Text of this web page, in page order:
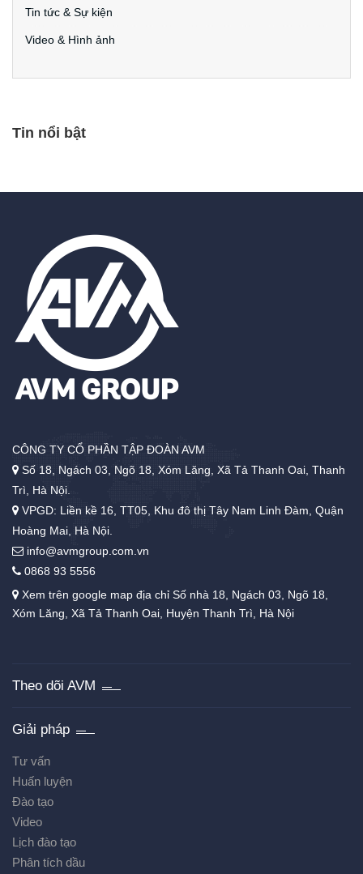
Tin tức & Sự kiện
Video & Hình ảnh
Tin nổi bật
CÔNG TY CỔ PHẦN TẬP ĐOÀN AVM
Số 18, Ngách 03, Ngõ 18, Xóm Lăng, Xã Tả Thanh Oai, Thanh
Trì, Hà Nội.
VPGD: Liền kề 16, TT05, Khu đô thị Tây Nam Linh Đàm, Quận
Hoàng Mai, Hà Nội.
info@avmgroup.com.vn
0868 93 5556
Xem trên google map địa chỉ Số nhà 18, Ngách 03, Ngõ 18,
Xóm Lăng, Xã Tả Thanh Oai, Huyện Thanh Trì, Hà Nội
Theo dõi AVM
Giải pháp
Tư vấn
Huấn luyện
Đào tạo
Video
Lịch đào tạo
Phân tích dầu